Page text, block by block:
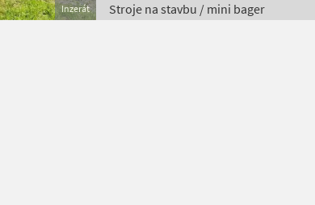
Inzerát Stroje na stavbu / mini bager